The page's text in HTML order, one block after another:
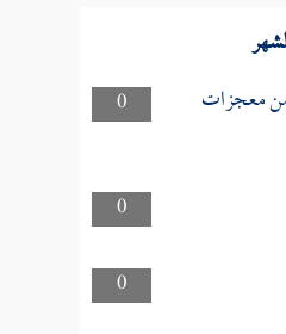
0 معجزات
0
0